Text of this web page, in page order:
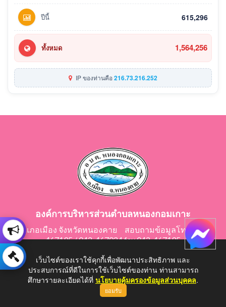
ปีนี้ 615,296
ทั้งหมด 1,564,256
IP ของท่านคือ216.73.216.252
องค์การบริหารส่วนตำบลหนองกอมเกาะ
อำเภอเมือง จังหวัดหนองคาย สอบถามข้อมูลโทร 042-
467195 / 042-467024 fax 042-467195
E-Mail: saraban@nongkomkor.go.th
เว็บไซต์ของเราใช้คุกกี้เพื่อพัฒนาประสิทธิภาพ และ
ประสบการณ์ที่ดีในการใช้เว็บไซต์ของท่าน ท่านสามารถ
ศึกษารายละเอียดได้ที่ นโยบายคุ้มครองข้อมูลส่วนบุคคล.
ยอมรับ